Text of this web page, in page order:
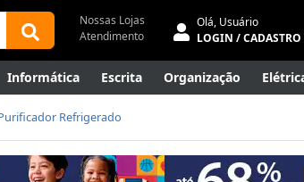
Nossas Lojas
Atendimento
Olá, Usuário
LOGIN / CADASTRO
Informática Escrita Organização
Rede Automação Comercial
Luxo
Outlet
Refrigerado